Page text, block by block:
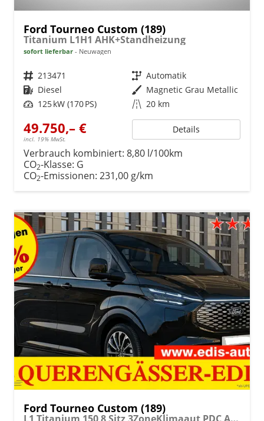
Ford Tourneo Custom (189)
Titanium L1H1 AHK+Standheizung
sofort lieferbar Neuwagen
Fahrzeugnr. 213471 Getriebe Automatik
Kraftstoff Diesel Außenfarbe Magnetic Grau Metallic
Leistung 125 kW (170 PS) Kilometerstand 20 km
49.750,– €
incl. 19% MwSt.
Details
Verbrauch kombiniert: 8,80 l/100km
CO2-Klasse: G
CO2-Emissionen: 231,00 g/km
Ford Tourneo Custom (189)
L1 Titanium 150 8 Sitz 3ZoneKlimaaut PDC AdaptTemp Totw SHZ LMF Kamera NAVI AHK